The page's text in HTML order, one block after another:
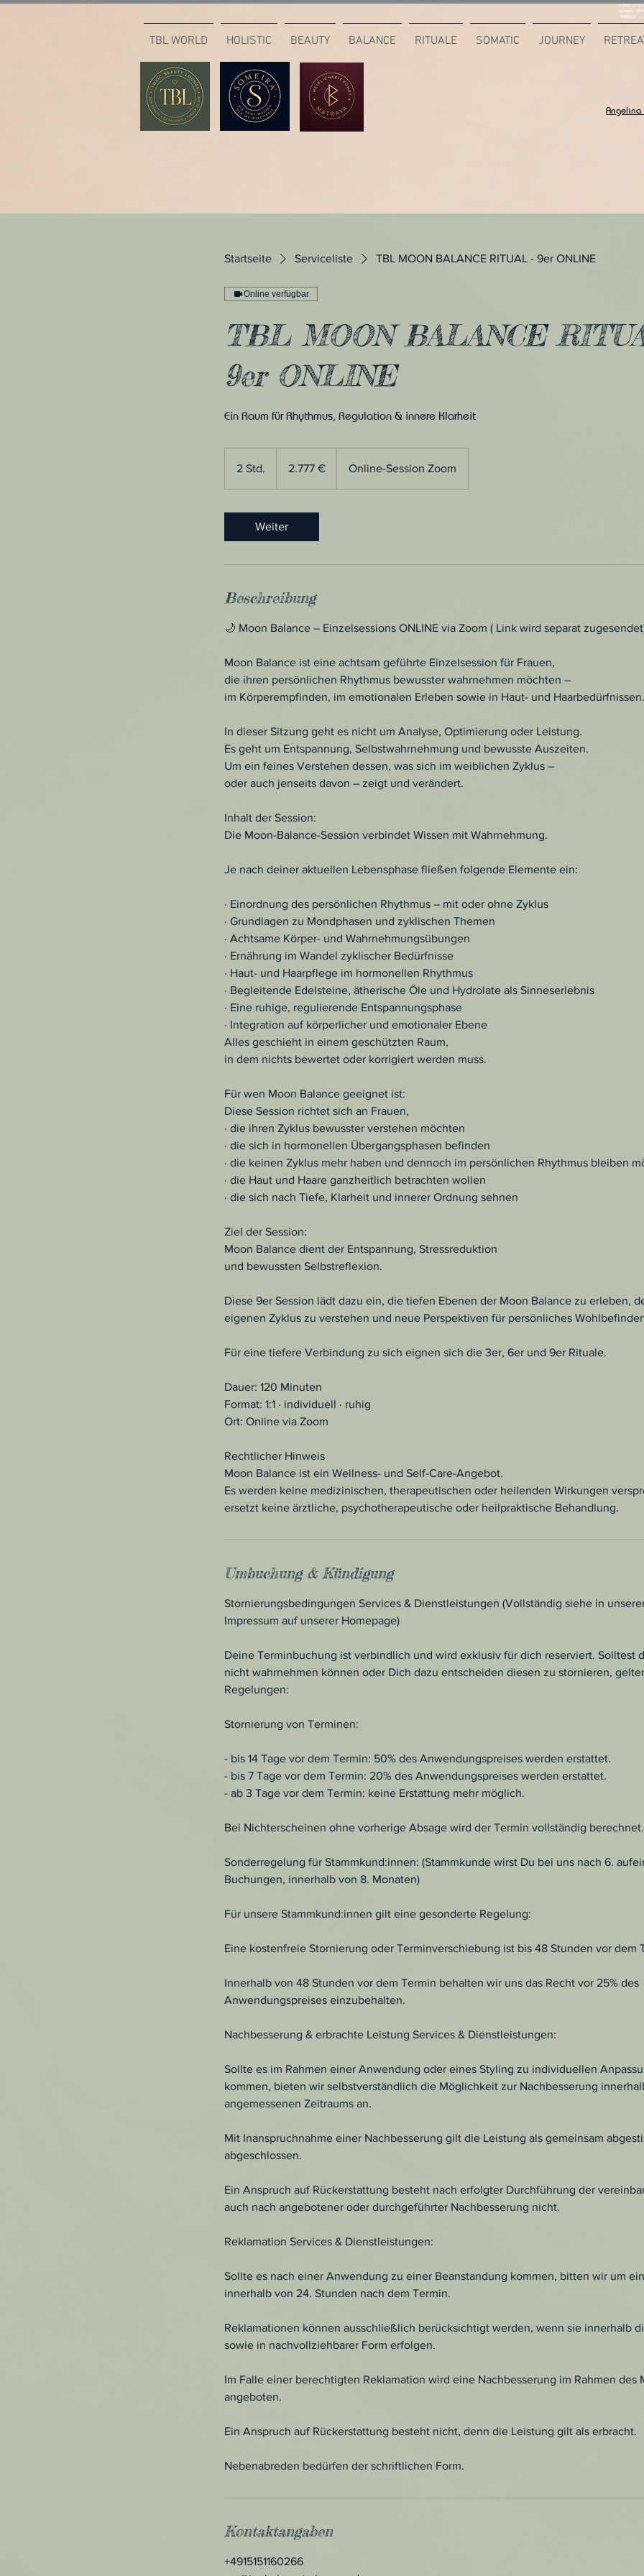
<meta
7F6B85CA" />
TBL WORLD HOLISTIC BEAUTY BALANCE RITUALE SOMATIC JOURNEY
Startseite Serviceliste TBL MOON BALANCE RITUAL - 9er ONLINE
Online verfügbar
TBL MOON BALANCE
9er ONLINE
Ein Raum für Rhythmus, Regulation & innere Klarheit
2 Std. 2.777 € Online-Session Zoom
Weiter
Beschreibung
🌙 Moon Balance – Einzelsessions ONLINE via Zoom ( Link wird separat
Moon Balance ist eine achtsam geführte Einzelsession für Frauen,
die ihren persönlichen Rhythmus bewusster wahrnehmen möchten –
im Körperempfinden, im emotionalen Erleben sowie in Haut- und Haarbedürfnissen.
In dieser Sitzung geht es nicht um Analyse, Optimierung oder Leistung.
Es geht um Entspannung, Selbstwahrnehmung und bewusste Auszeiten.
Um ein feines Verstehen dessen, was sich im weiblichen Zyklus –
oder auch jenseits davon – zeigt und verändert.
Inhalt der Session:
Die Moon-Balance-Session verbindet Wissen mit Wahrnehmung.
Je nach deiner aktuellen Lebensphase fließen folgende Elemente ein:
· Einordnung des persönlichen Rhythmus – mit oder ohne Zyklus
· Grundlagen zu Mondphasen und zyklischen Themen
· Achtsame Körper- und Wahrnehmungsübungen
· Ernährung im Wandel zyklischer Bedürfnisse
· Haut- und Haarpflege im hormonellen Rhythmus
· Begleitende Edelsteine, ätherische Öle und Hydrolate als Sinneserlebnis
· Eine ruhige, regulierende Entspannungsphase
· Integration auf körperlicher und emotionaler Ebene
Alles geschieht in einem geschützten Raum,
in dem nichts bewertet oder korrigiert werden muss.
Für wen Moon Balance geeignet ist:
Diese Session richtet sich an Frauen,
· die ihren Zyklus bewusster verstehen möchten
· die sich in hormonellen Übergangsphasen befinden
· die keinen Zyklus mehr haben und dennoch im persönlichen Rhythmus bleiben
· die Haut und Haare ganzheitlich betrachten wollen
· die sich nach Tiefe, Klarheit und innerer Ordnung sehnen
Ziel der Session:
Moon Balance dient der Entspannung, Stressreduktion
und bewussten Selbstreflexion.
Diese 9er Session lädt dazu ein, die tiefen Ebenen der Moon Balance zu erleben,
eigenen Zyklus zu verstehen und neue Perspektiven für persönliches
Für eine tiefere Verbindung zu sich eignen sich die 3er, 6er und 9er Rituale.
Dauer: 120 Minuten
Format: 1:1 · individuell · ruhig
Ort: Online via Zoom
Rechtlicher Hinweis
Moon Balance ist ein Wellness- und Self-Care-Angebot.
Es werden keine medizinischen, therapeutischen oder heilenden Wirkungen
ersetzt keine ärztliche, psychotherapeutische oder heilpraktische Behandlung.
Umbuchung & Kündigung
Stornierungsbedingungen Services & Dienstleistungen (Vollständig siehe in
Impressum auf unserer Homepage)
Deine Terminbuchung ist verbindlich und wird exklusiv für dich reserviert. Solltest
nicht wahrnehmen können oder Dich dazu entscheiden diesen zu stornieren,
Regelungen:
Stornierung von Terminen:
- bis 14 Tage vor dem Termin: 50% des Anwendungspreises werden erstattet.
- bis 7 Tage vor dem Termin: 20% des Anwendungspreises werden erstattet.
- ab 3 Tage vor dem Termin: keine Erstattung mehr möglich.
Bei Nichterscheinen ohne vorherige Absage wird der Termin vollständig berechnet.
Sonderregelung für Stammkund:innen: (Stammkunde wirst Du bei uns nach 6.
Buchungen, innerhalb von 8. Monaten)
Für unsere Stammkund:innen gilt eine gesonderte Regelung:
Eine kostenfreie Stornierung oder Terminverschiebung ist bis 48 Stunden vor dem
Innerhalb von 48 Stunden vor dem Termin behalten wir uns das Recht vor 25% des
Anwendungspreises einzubehalten.
Nachbesserung & erbrachte Leistung Services & Dienstleistungen:
Sollte es im Rahmen einer Anwendung oder eines Styling zu individuellen
kommen, bieten wir selbstverständlich die Möglichkeit zur Nachbesserung
angemessenen Zeitraums an.
Mit Inanspruchnahme einer Nachbesserung gilt die Leistung als gemeinsam
abgeschlossen.
Ein Anspruch auf Rückerstattung besteht nach erfolgter Durchführung der
auch nach angebotener oder durchgeführter Nachbesserung nicht.
Reklamation Services & Dienstleistungen:
Sollte es nach einer Anwendung zu einer Beanstandung kommen, bitten wir um
innerhalb von 24. Stunden nach dem Termin.
Reklamationen können ausschließlich berücksichtigt werden, wenn sie innerhalb
sowie in nachvollziehbarer Form erfolgen.
Im Falle einer berechtigten Reklamation wird eine Nachbesserung im Rahmen des
angeboten.
Ein Anspruch auf Rückerstattung besteht nicht, denn die Leistung gilt als erbracht.
Nebenabreden bedürfen der schriftlichen Form.
Kontaktangaben
+4915151160266